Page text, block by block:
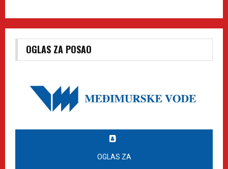
OGLAS ZA POSAO
OGLAS ZA